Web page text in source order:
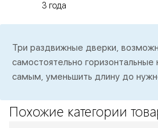
3 года
Три раздвижные дверки,
самостоятельно
самым, уменьшить длину до
Похожие категории